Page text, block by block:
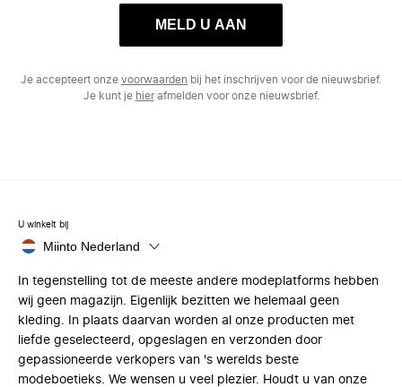
MELD U AAN
Je accepteert onze voorwaarden bij het inschrijven voor de nieuwsbrief.
Je kunt je hierafmelden voor onze nieuwsbrief.
U winkelt bij
Miinto Nederland
In tegenstelling tot de meeste andere modeplatforms hebben
wij geen magazijn. Eigenlijk bezitten we helemaal geen
kleding. In plaats daarvan worden al onze producten met
liefde geselecteerd, opgeslagen en verzonden door
gepassioneerde verkopers van 's werelds beste
modeboetieks. We wensen u veel plezier. Houdt u van onze